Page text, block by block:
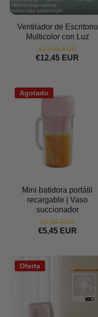
Ventilador de Escritorio
Multicolor con Luz
€13,95 EUR
€12,45 EUR
Agotado
Mini batidora portátil
recargable | Vaso
succionador
€6,95 EUR
€5,45 EUR
Oferta